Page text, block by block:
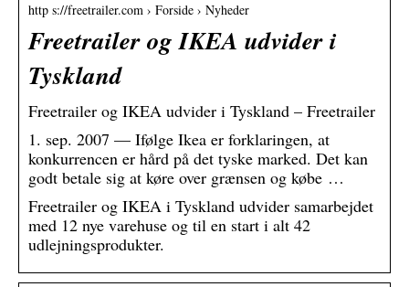
http s://freetrailer.com › Forside › Nyheder
Freetrailer og IKEA udvider i
Tyskland
Freetrailer og IKEA udvider i Tyskland – Freetrailer
1. sep. 2007 — Ifølge Ikea er forklaringen, at
konkurrencen er hård på det tyske marked. Det kan
godt betale sig at køre over grænsen og købe …
Freetrailer og IKEA i Tyskland udvider samarbejdet
med 12 nye varehuse og til en start i alt 42
udlejningsprodukter.